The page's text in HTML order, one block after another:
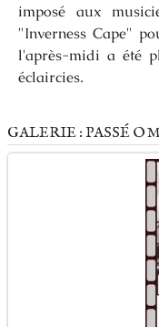
imposé aux
"Inverness Cape"
l'après-midi a été
éclaircies.
GALERIE : PASSÉ O